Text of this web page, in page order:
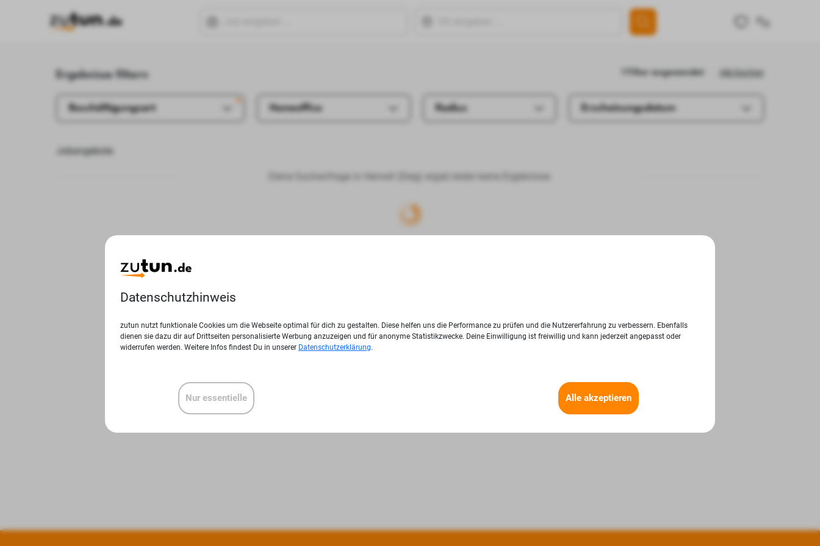
Ergebnisse filtern Alle löschen
1 Filter angewendet
Beschäftigungsart Homeoffice Radius Erscheinungsdatum
Jobangebote
Deine Suchanfrage in Hennef (Sieg) ergab leider keine Ergebnisse.
Datenschutzhinweis
zutun nutzt funktionale Cookies um die Webseite optimal für dich zu gestalten. Diese helfen uns die Performance zu prüfen und die Nutzererfahrung zu verbessern. Ebenfalls
dienen sie dazu dir auf Drittseiten personalisierte Werbung anzuzeigen und für anonyme Statistikzwecke. Deine Einwilligung ist freiwillig und kann jederzeit angepasst oder
widerrufen werden. Weitere Infos findest Du in unserer Datenschutzerklärung.
Alle akzeptieren
Nur essentielle